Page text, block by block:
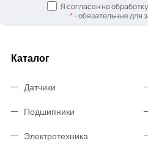
Я согласен на обработку
*- обязательные для
Каталог
Датчики
Подшипники
Электротехника